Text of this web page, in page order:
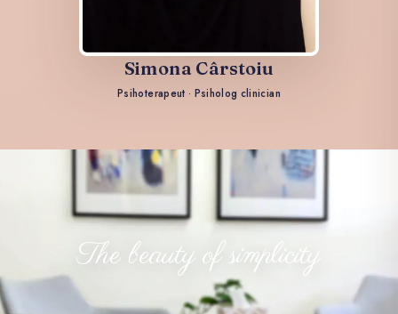
Simona Cârstoiu
Psihoterapeut · Psiholog clinician
The beauty of simplicity